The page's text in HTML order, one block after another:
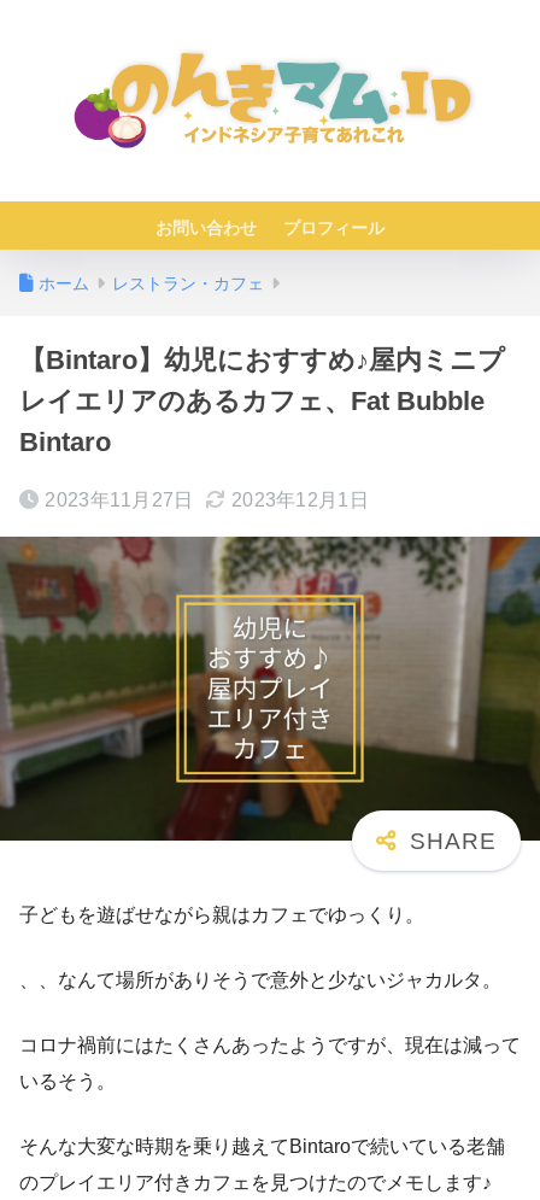
お問い合わせ プロフィール
ホーム レストラン・カフェ
【Bintaro】幼児におすすめ♪屋内ミニプ
レイエリアのあるカフェ、Fat Bubble
Bintaro
2023年11月27日 2023年12月1日
子どもを遊ばせながら親はカフェでゆっくり。
、、なんて場所がありそうで意外と少ないジャカルタ。
コロナ禍前にはたくさんあったようですが、現在は減って
いるそう。
そんな大変な時期を乗り越えてBintaroで続いている老舗
のプレイエリア付きカフェを見つけたのでメモします♪